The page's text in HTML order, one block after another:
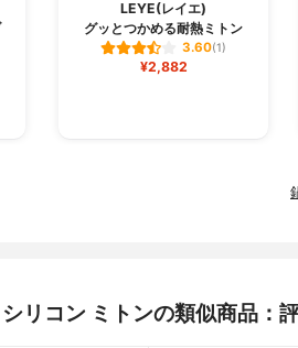
LEYE(レイエ)
グッとつかめる耐熱ミトン
3.60(1)
¥2,882
リコン ミトンの類似商品：